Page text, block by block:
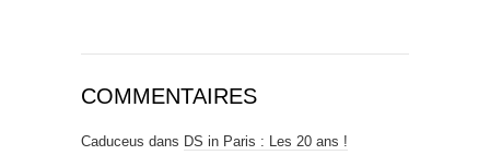
COMMENTAIRES
Caduceus dans DS in Paris : Les 20 ans !